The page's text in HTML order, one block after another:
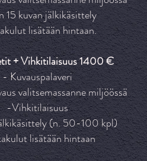
15 kuvan jälkikäsittely
lisätään hintaan.
+ Vihkitilaisuus 1400 €
- Kuvauspalaveri
valitsemassanne miljöössä
-Vihkitilaisuus
(n. 50-100 kpl)
lisätään hintaan